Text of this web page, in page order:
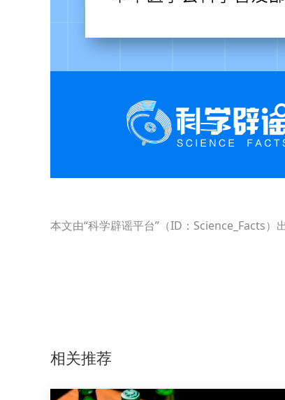
本文由“科学辟谣平台”（ID：Science_Facts）
相关推荐